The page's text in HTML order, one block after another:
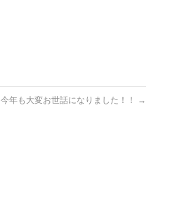
今年も大変お世話になりました！！ →